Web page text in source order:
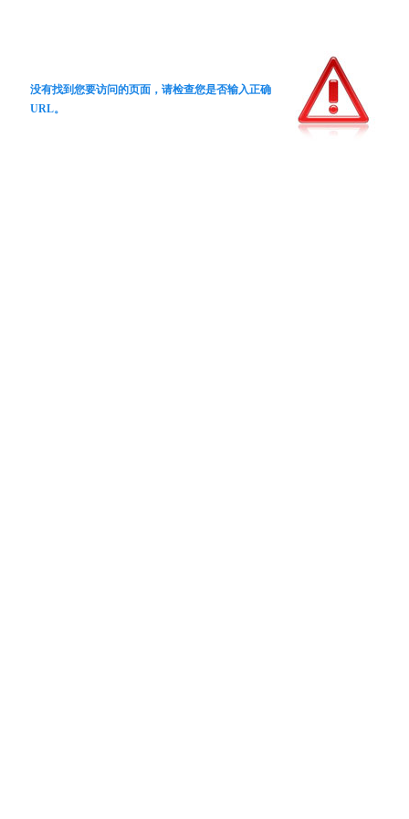
没有找到您要访问的页面，请检查您是否输入正确
URL。